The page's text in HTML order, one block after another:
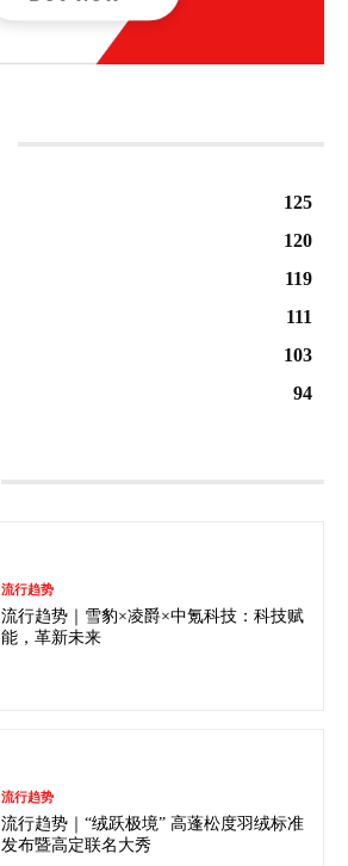
125
120
119
111
103
94
流行趋势
流行趋势｜雪豹×凌爵×中氪科技：科技赋
能，革新未来
流行趋势
流行趋势｜“绒跃极境” 高蓬松度羽绒标准
发布暨高定联名大秀